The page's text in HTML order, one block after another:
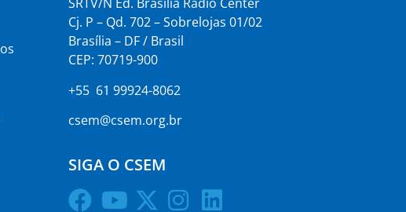
SRTV/N Ed. Brasília Radio Center
Cj. P – Qd. 702 – Sobrelojas 01/02
Brasília – DF / Brasil
CEP: 70719-900
+55 61 99924-8062
csem@csem.org.br
SIGA O CSEM